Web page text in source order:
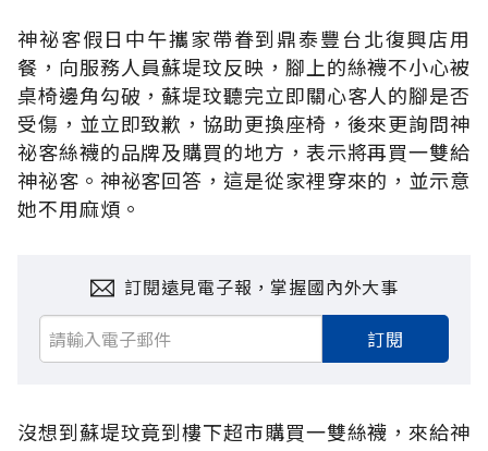
神祕客假日中午攜家帶眷到鼎泰豐台北復興店用
餐，向服務人員蘇堤玟反映，腳上的絲襪不小心被
桌椅邊角勾破，蘇堤玟聽完立即關心客人的腳是否
受傷，並立即致歉，協助更換座椅，後來更詢問神
祕客絲襪的品牌及購買的地方，表示將再買一雙給
神祕客。神祕客回答，這是從家裡穿來的，並示意
她不用麻煩。
訂閱遠見電子報，掌握國內外大事
訂閱
沒想到蘇堤玟竟到樓下超市購買一雙絲襪，來給神